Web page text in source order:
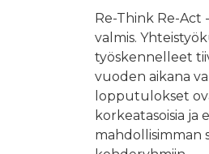
Re-Think Re-Act
valmis.
työskennelleet
vuoden aikana
lopputulokset
korkeatasoisia ja
mahdollisimman